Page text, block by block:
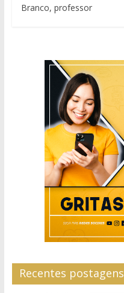
Branco, professor
Recentes postagens